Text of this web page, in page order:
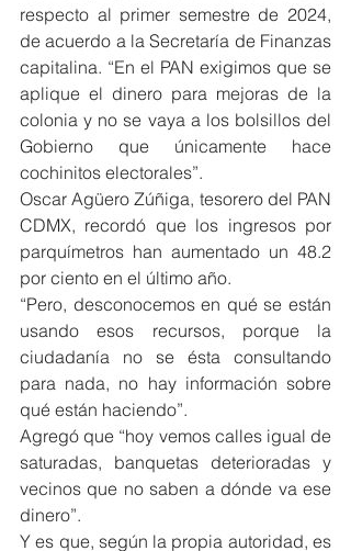
respecto al primer semestre de 2024,
de acuerdo a la Secretaría de Finanzas
capitalina. “En el PAN exigimos que se
aplique el dinero para mejoras de la
colonia y no se vaya a los bolsillos del
Gobierno que únicamente hace
cochinitos electorales”.
Oscar Agüero Zúñiga, tesorero del PAN
CDMX, recordó que los ingresos por
parquímetros han aumentado un 48.2
por ciento en el último año.
“Pero, desconocemos en qué se están
usando esos recursos, porque la
ciudadanía no se ésta consultando
para nada, no hay información sobre
qué están haciendo”.
Agregó que “hoy vemos calles igual de
saturadas, banquetas deterioradas y
vecinos que no saben a dónde va ese
dinero”.
Y es que, según la propia autoridad, es